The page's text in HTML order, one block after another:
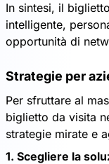
In sintesi, il
intelligente,
opportunità di
Strategie per
Per sfruttare al
biglietto da visita
strategie mirate e
1. Scegliere la